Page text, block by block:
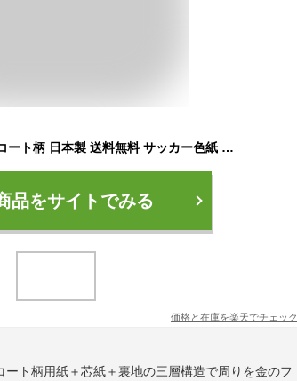
サッカー 色紙 2枚組 コート柄 日本製 送料無料 サッカー色紙 部活 寄せ書き 寄書き サイン プレゼント ギフト プチギフト 送別会 卒業 卒団 卒部 卒業記念品 卒団記念品 引退 退職 お祝い 記念 記念品 サッカーグッズ サッカー用品 *
品をサイトでみる
価格と在庫を楽天でチェック
ト柄用紙＋芯紙＋裏地の三層構造で周りを金のフ